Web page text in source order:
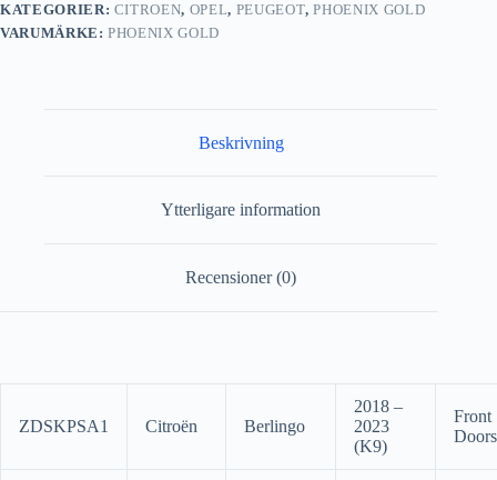
KATEGORIER: CITROEN, OPEL, PEUGEOT,PHOENIX GOLD
VARUMÄRKE:PHOENIX GOLD
Beskrivning
Ytterligare information
Recensioner (0)
ZDSKPSA1 Citroën Berlingo
2018 –
2023
(K9)
Front
Doors